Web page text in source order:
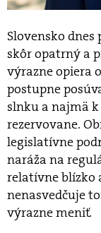
Slovensko
skôr opatrný a
výrazne opiera
postupne
slnku a najmä
rezervovane.
legislatívne
naráža na
relatívne blízko
nenasvedčuje
výrazne meniť.